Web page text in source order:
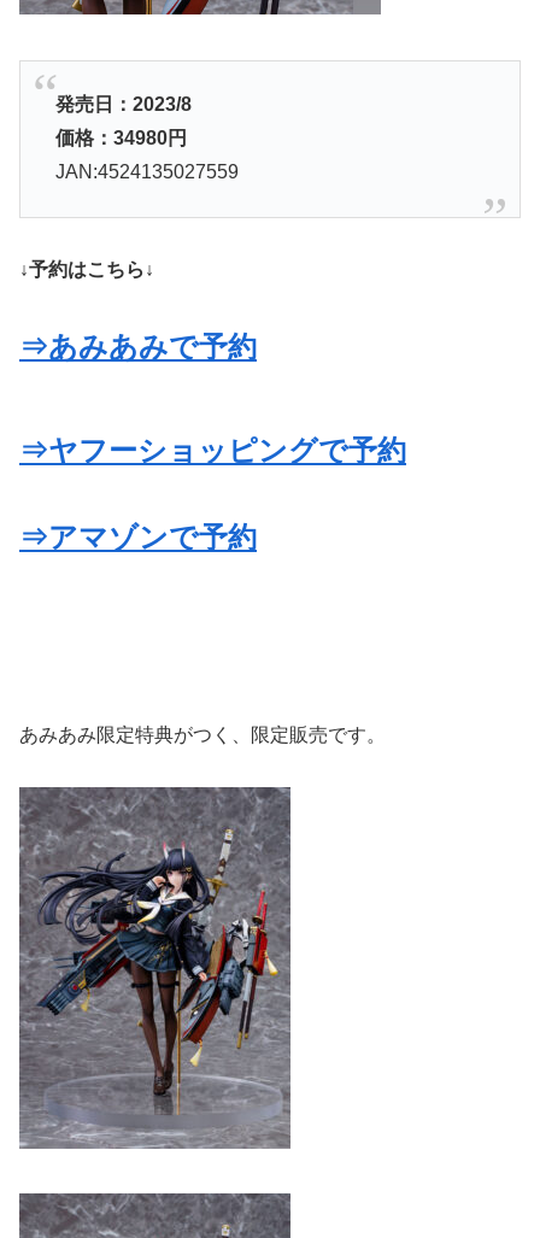
発売日：2023/8
価格：34980円
JAN:4524135027559
↓予約はこちら↓
⇒あみあみで予約
⇒ヤフーショッピングで予約
⇒アマゾンで予約
あみあみ限定特典がつく、限定販売です。